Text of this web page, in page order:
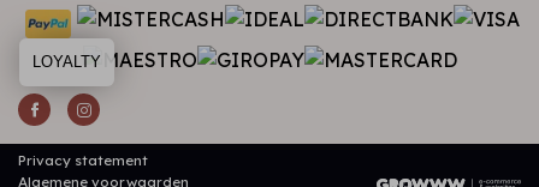
Privacy statement
Algemene voorwaarden
LOYALTY